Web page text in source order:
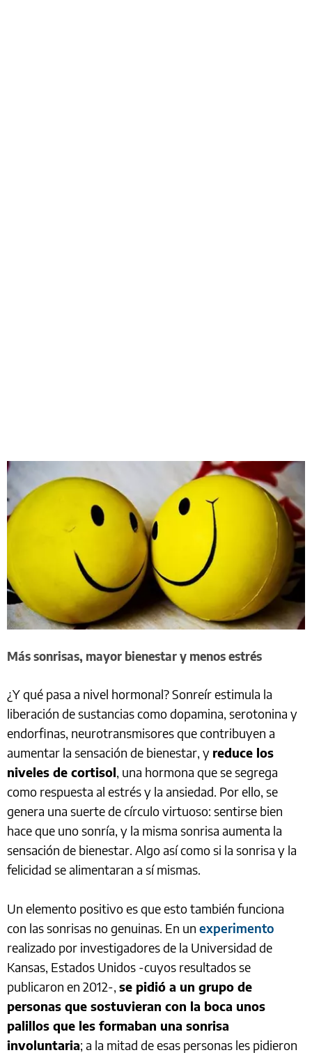
Más sonrisas, mayor bienestar y menos estrés
¿Y qué pasa a nivel hormonal? Sonreír estimula la
liberación de sustancias como dopamina, serotonina y
endorfinas, neurotransmisores que contribuyen a
aumentar la sensación de bienestar, y reduce los
niveles de cortisol , una hormona que se segrega
como respuesta al estrés y la ansiedad. Por ello, se
genera una suerte de círculo virtuoso: sentirse bien
hace que uno sonría, y la misma sonrisa aumenta la
sensación de bienestar. Algo así como si la sonrisa y la
felicidad se alimentaran a sí mismas.
Un elemento positivo es que esto también funciona
con las sonrisas no genuinas. En un experimento
realizado por investigadores de la Universidad de
Kansas, Estados Unidos -cuyos resultados se
publicaron en 2012-, se pidió a un grupo de
personas que sostuvieran con la boca unos
palillos que les formaban una sonrisa
involuntaria; a la mitad de esas personas les pidieron